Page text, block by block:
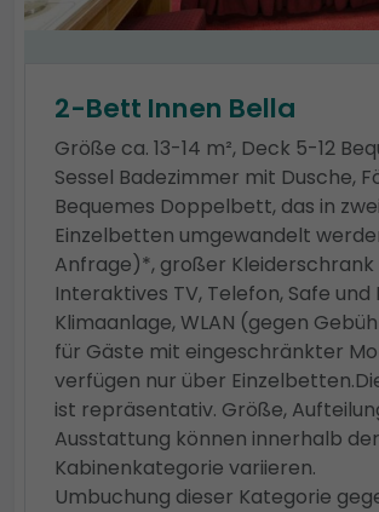
2-Bett Innen Bella
Größe ca. 13-14 m², Deck 5-12
Sessel Badezimmer mit Dusche,
Bequemes Doppelbett, das in zwei
Einzelbetten umgewandelt
Anfrage)*, großer Kleiderschrank
Interaktives TV, Telefon, Safe und
Klimaanlage, WLAN (gegen
für Gäste mit eingeschränkter
verfügen nur über
ist repräsentativ. Größe,
Ausstattung können innerhalb
Kabinenkategorie variieren.
Umbuchung dieser Kategorie